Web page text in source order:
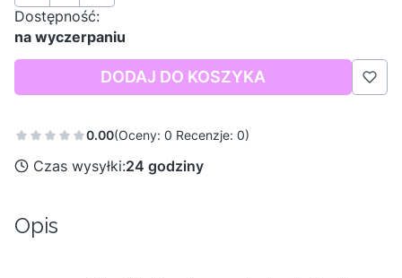
Dostępność:
na wyczerpaniu
DODAJ DO KOSZYKA
0.00(Oceny: 0 Recenzje: 0)
Czas wysyłki:24 godziny
Opis